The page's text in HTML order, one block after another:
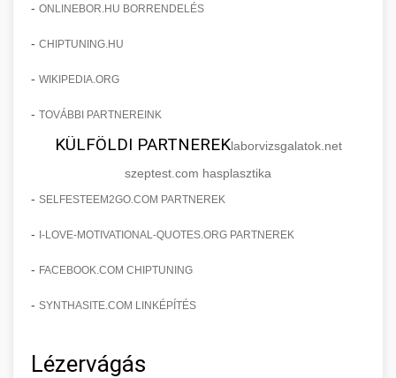
- ONLINEBOR.HU BORRENDELÉS
- CHIPTUNING.HU
- WIKIPEDIA.ORG
- TOVÁBBI PARTNEREINK
KÜLFÖLDI PARTNEREKlaborvizsgalatok.net
szeptest.com hasplasztika
- SELFESTEEM2GO.COM PARTNEREK
- I-LOVE-MOTIVATIONAL-QUOTES.ORG PARTNEREK
- FACEBOOK.COM CHIPTUNING
- SYNTHASITE.COM LINKÉPÍTÉS
Lézervágás